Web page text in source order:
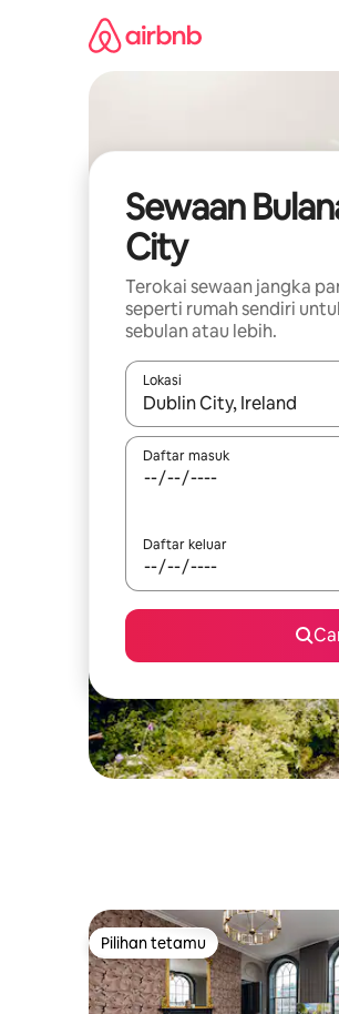
Sewaan
City
Terokai sewaan jangka
seperti rumah sendiri
sebulan atau lebih.
Lokasi
Apabila hasil tersedia,
Daftar masuk
Daftar keluar
Pilihan tetamu
Pilihan tetamu